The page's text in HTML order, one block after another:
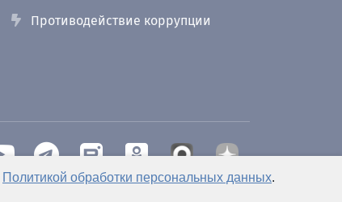
Противодействие коррупции
Политикой обработки персональных данных.